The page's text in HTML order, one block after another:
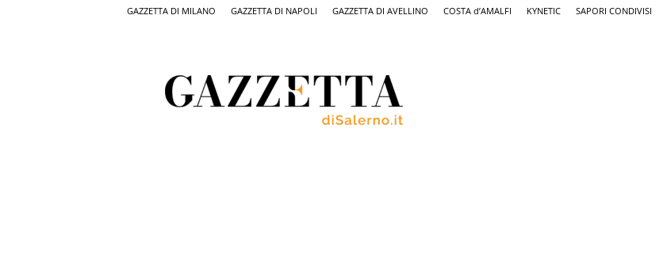
GAZZETTA DI MILANO GAZZETTA DI NAPOLI GAZZETTA DI AVELLINO COSTA d’AMALFI KYNETIC SAPORI CONDIVISI
Salerno,
il
quotidiano